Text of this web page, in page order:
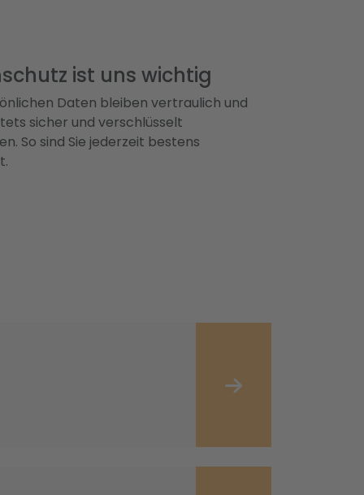
ist uns wichtig
Daten bleiben vertraulich und
sicher und verschlüsselt
So sind Sie jederzeit bestens